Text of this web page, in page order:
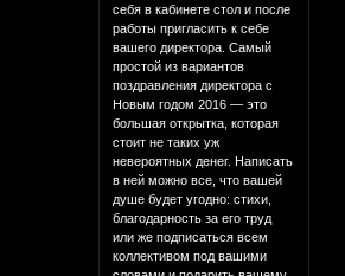
себя в кабинете стол и после
работы пригласить к себе
вашего директора. Самый
простой из вариантов
поздравления директора с
Новым годом 2016 — это
большая открытка, которая
стоит не таких уж
невероятных денег. Написать
в ней можно все, что вашей
душе будет угодно: стихи,
благодарность за его труд
или же подписаться всем
коллективом под вашими